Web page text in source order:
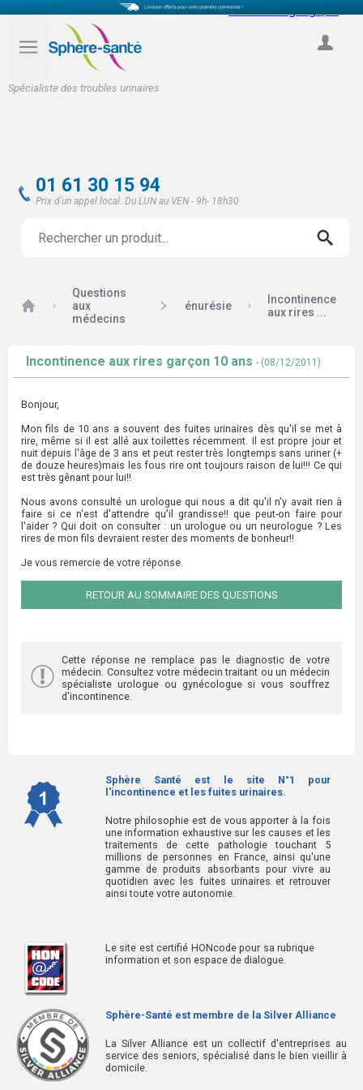
Spécialiste des troubles urinaires
Select Language
01 61 30 15 94
Prix d'un appel local. Du LUN au VEN - 9h- 18h30
Accueil
Questions
aux
médecins
énurésie
Incontinence
aux rires ...
Incontinence aux rires garçon 10 ans - (08/12/2011)
Bonjour,
Mon fils de 10 ans a souvent des fuites urinaires dès qu'il se met à
rire, même si il est allé aux toilettes récemment. Il est propre jour et
nuit depuis l'âge de 3 ans et peut rester très longtemps sans uriner (+
de douze heures)mais les fous rire ont toujours raison de lui!!! Ce qui
est très gênant pour lui!!
Nous avons consulté un urologue qui nous a dit qu'il n'y avait rien à
faire si ce n'est d'attendre qu'il grandisse!! que peut-on faire pour
l'aider ? Qui doit on consulter : un urologue ou un neurologue ? Les
rires de mon fils devraient rester des moments de bonheur!!
Je vous remercie de votre réponse.
RETOUR AU SOMMAIRE DES QUESTIONS
Cette réponse ne remplace pas le diagnostic de votre
médecin. Consultez votre médecin traitant ou un médecin
spécialiste urologue ou gynécologue si vous souffrez
d'incontinence.
Sphère Santé est le site N°1 pour
l'incontinence et les fuites urinaires.
Notre philosophie est de vous apporter à la fois
une information exhaustive sur les causes et les
traitements de cette pathologie touchant 5
millions de personnes en France, ainsi qu'une
gamme de produits absorbants pour vivre au
quotidien avec les fuites urinaires et retrouver
ainsi toute votre autonomie.
Le site est certifié HONcode pour sa rubrique
information et son espace de dialogue.
Sphère-Santé est membre de la Silver Alliance
La Silver Alliance est un collectif d'entreprises au
service des seniors, spécialisé dans le bien vieillir à
domicile.